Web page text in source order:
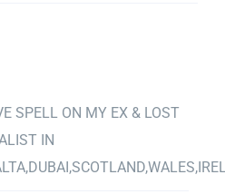
SPELL ON MY EX & LOST
IN